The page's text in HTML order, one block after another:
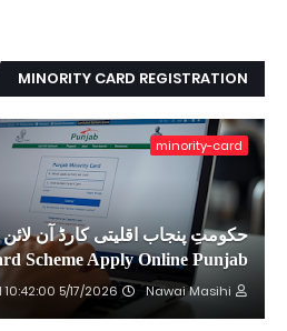
MINORITY CARD REGISTRATION
minority-card
Scheme Apply Online Punjab
Nawai Masihi
5/17/2026 10:42:00 AM